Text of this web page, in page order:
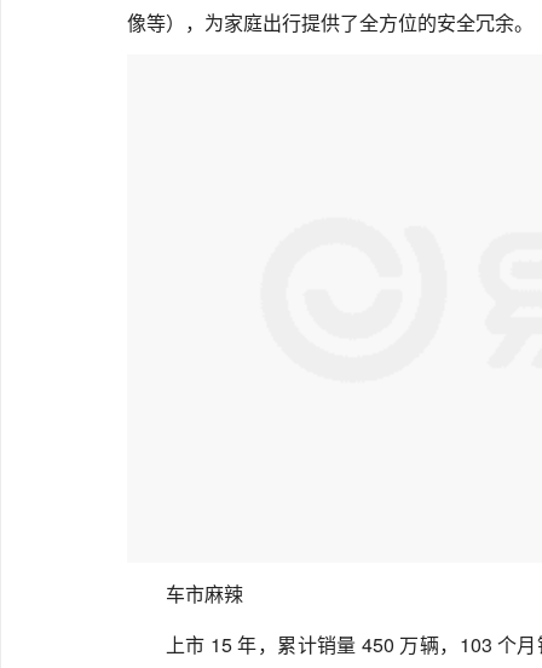
像等），为家庭出行提供了全方位的安全冗余。
车市麻辣
上市 15 年，累计销量 450 万辆，103 个